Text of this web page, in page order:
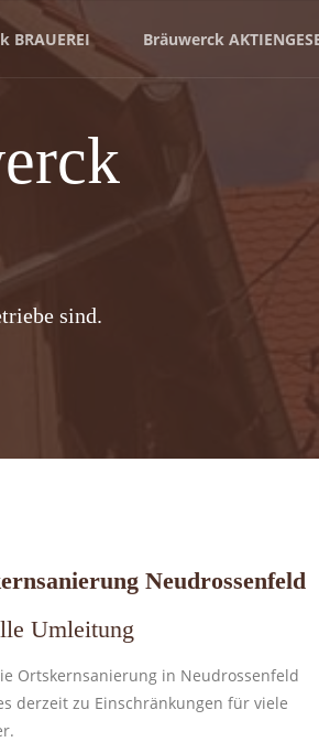
BRAUEREI Bräuwerck
sind.
Neudrossenfeld
Umleitung
Ortskernsanierung in Neudrossenfeld
derzeit zu Einschränkungen für viele